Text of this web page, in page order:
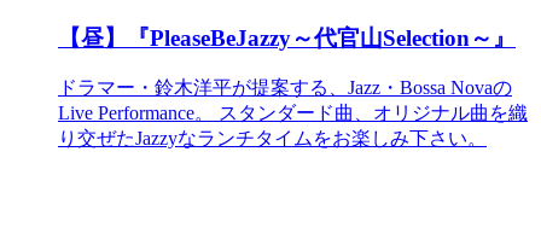
【昼】『PleaseBeJazzy～代官山Selection～』
ドラマー・鈴木洋平が提案する、Jazz・Bossa Novaの
Live Performance。 スタンダード曲、オリジナル曲を織
り交ぜたJazzyなランチタイムをお楽しみ下さい。